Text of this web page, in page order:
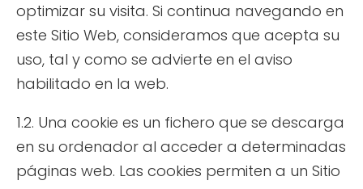
optimizar su visita. Si continua navegando en
este Sitio Web, consideramos que acepta su
uso, tal y como se advierte en el aviso
habilitado en la web.
1.2. Una cookie es un fichero que se descarga
en su ordenador al acceder a determinadas
páginas web. Las cookies permiten a un Sitio